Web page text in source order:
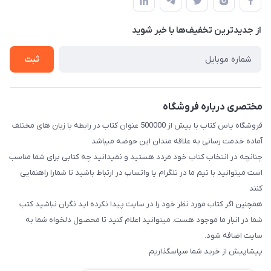
قبلی با شماره ۰۹۳۷۱۷۴۲۴۲۳ امکان پذیر است)
لیست محصولات
درباره ما
حریم خصوصی
راهنما
از جدید‌ترین تخفیف‌ها با‌ خبر شوید
ثبت
مختصری درباره فروشگاه
فروشگاه یاس کتاب با بیش از 500000 عنوان کتاب در رابطه با زبان های مختلف
آماده خدمت رسانی به علاقه مندان این حوضه میباشد
چنانچه در انتخاب کتاب خود مردد هستید و نمیدانید چه کتابی برای شما مناسب
است میتوانید با تیم ما در تلگرام یا واتساپ در ارتباط باشید تا شما‌را راهنمایی
کنند
همچنین اگر کتاب مورد نظر خود را در سایت پیدا نکرده اید نگران نباشید کتب
شما در انبار ما موجود هست. میتوانید اعلام کنید تا محصول دلخواه شما به
سایت اضافه شود.
پیشاپیش از خرید شما سپاسگذاریم